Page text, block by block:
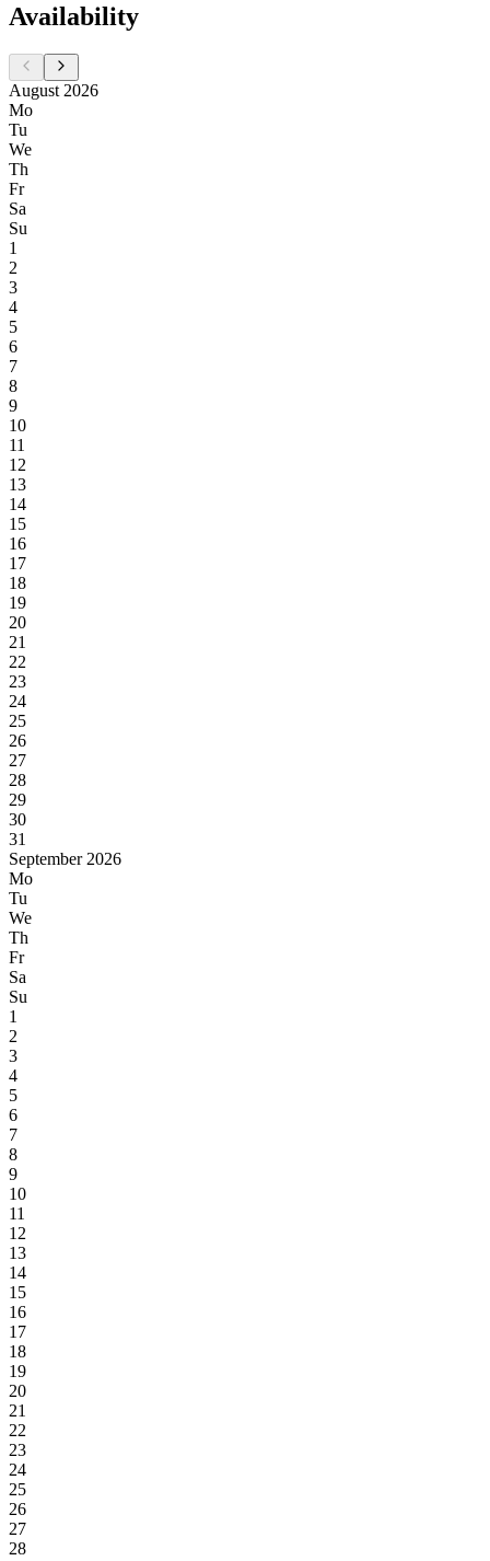
Availability
August 2026
Mo
Tu
We
Th
Fr
Sa
Su
1
2
3
4
5
6
7
8
9
10
11
12
13
14
15
16
17
18
19
20
21
22
23
24
25
26
27
28
29
30
31
September 2026
Mo
Tu
We
Th
Fr
Sa
Su
1
2
3
4
5
6
7
8
9
10
11
12
13
14
15
16
17
18
19
20
21
22
23
24
25
26
27
28